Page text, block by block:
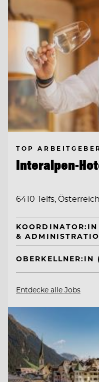
TOP
Interalpen-
6410 Telfs, Österreich
&
OBERKELLNER:IN
Entdecke alle Jobs